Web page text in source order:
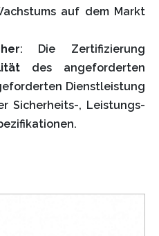
auf dem Markt
: Die Zertifizierung
des angeforderten
Dienstleistung
Sicherheits-, Leistungs-